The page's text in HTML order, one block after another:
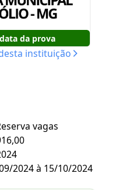
da prova
instituição
vagas
2024 à 15/10/2024